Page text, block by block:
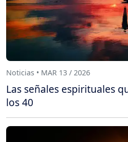
Noticias • MAR 13 / 2026
Las señales espirituales
los 40